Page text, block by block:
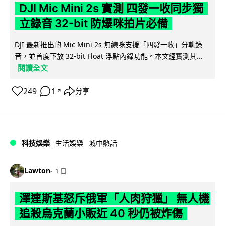
DJI Mic Mini 2s 實測 四發一收同步獨
立錄音 32-bit 防爆咪拍片必備
DJI 最新推出的 Mic Mini 2s 無線咪支援「四發一收」分軌錄
音，並首度下放 32-bit Float 浮點內錄功能。本文經實測其...
閱讀全文
249 1 ↗ 分享
科技娛樂 生活娛樂 城中熱話
Lawton 1 日
澤連斯基怒斥俄軍「人肉狩獵」 無人機
追殺烏克蘭小販近 40 秒仍被炸傷